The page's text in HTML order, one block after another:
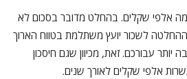
אלפי שקלים. בהחלט מדובר בסכום לא
לשכור יועץ משתלמת בטווח הארוך
יותר עבורכם. זאת, מכיוון שגם חיסכון
אלפי שקלים לאורך שנים.